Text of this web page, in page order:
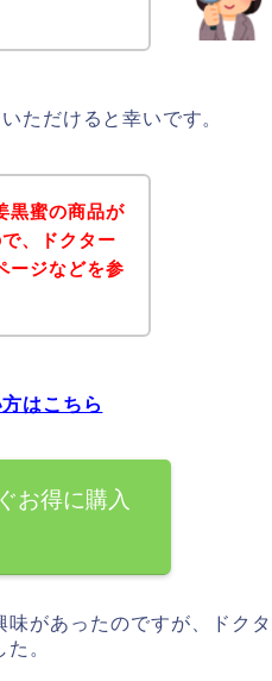
ただけると幸いです。
黒蜜の商品が
、ドクター
ージなどを参
はこちら
お得に購入
があったのですが、ドクタ
。